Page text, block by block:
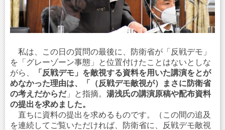
私は、この日の質問の最後に、防衛省が「反戦デモ」
を「グレーゾーン事態」と位置付けたことはないとしな
がら、
「反戦デモ」を敵視する資料を用いた講演をとが
めなかった理由は、「（反戦デモ敵視が）まさに防衛省
の考えだからだ」と指摘。 湯浅氏の講演原稿や配布資料
の提出を求めました。
直ちに資料の提出を求めるものです。（この間の追及
を連続してご覧いただければ、防衛省に、反戦デモ敵視